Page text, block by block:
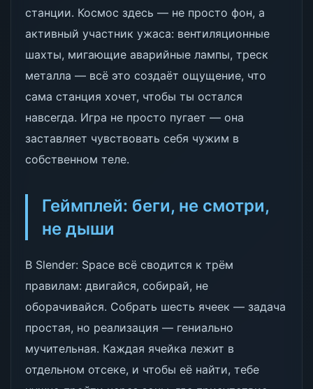
станции. Космос здесь — не просто фон, а
активный участник ужаса: вентиляционные
шахты, мигающие аварийные лампы, треск
металла — всё это создаёт ощущение, что
сама станция хочет, чтобы ты остался
навсегда. Игра не просто пугает — она
заставляет чувствовать себя чужим в
собственном теле.
Геймплей: беги, не смотри,
не дыши
В Slender: Space всё сводится к трём
правилам: двигайся, собирай, не
оборачивайся. Собрать шесть ячеек — задача
простая, но реализация — гениально
мучительная. Каждая ячейка лежит в
отдельном отсеке, и чтобы её найти, тебе